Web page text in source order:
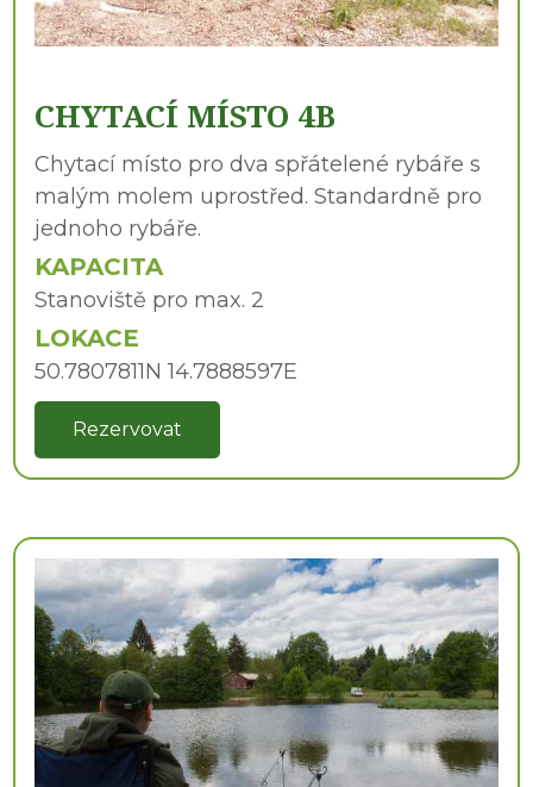
CHYTACÍ MÍSTO 4B
Chytací místo pro dva spřátelené rybáře s
malým molem uprostřed. Standardně pro
jednoho rybáře.
KAPACITA
Stanoviště pro max. 2
LOKACE
50.7807811N 14.7888597E
Rezervovat